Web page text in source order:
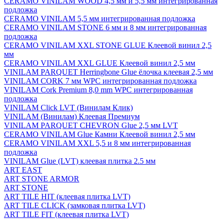
подложка
CERAMO VINILAM 5,5 мм интегрированная подложка
CERAMO VINILAM STONE 6 мм и 8 мм интегрированная
подложка
CERAMO VINILAM XXL STONE GLUE Клеевой винил 2,5
мм
CERAMO VINILAM XXL GLUE Клеевой винил 2,5 мм
VINILAM PARQUET Herringbone Glue ёлочка клеевая 2,5 мм
VINILAM CORK 7 мм WPC интегрированная подложка
VINILAM Cork Premium 8,0 mm WPC интегрированная
подложка
VINILAM Click LVT (Винилам Клик)
VINILAM (Винилам) Клеевая Премиум
VINILAM PARQUET CHEVRON Glue 2,5 мм LVT
CERAMO VINILAM Glue Камни Клеевой винил 2,5 мм
CERAMO VINILAM XXL 5,5 и 8 мм интегрированная
подложка
VINILAM Glue (LVT) клеевая плитка 2.5 мм
ART EAST
ART STONE ARMOR
ART STONE
ART TILE HIT (клеевая плитка LVT)
ART TILE CLICK (замковая плитка LVT)
ART TILE FIT (клеевая плитка LVT)